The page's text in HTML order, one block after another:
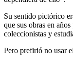
Su sentido pictórico
que sus obras en
coleccionistas y
Pero prefirió no usar